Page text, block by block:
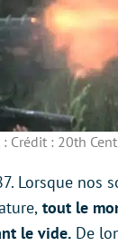
Crédit : 20th
Lorsque nos
tout le
le vide. De